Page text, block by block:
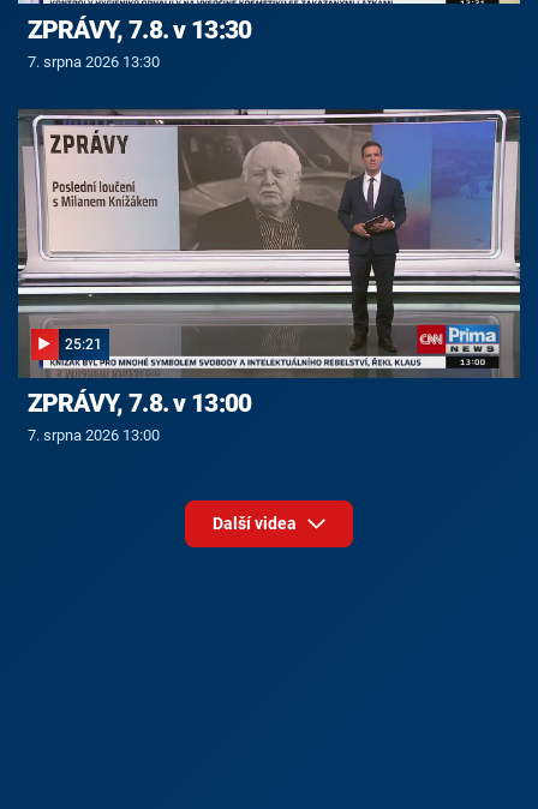
ZPRÁVY, 7.8. v 13:30
7. srpna 2026 13:30
25:21
ZPRÁVY, 7.8. v 13:00
7. srpna 2026 13:00
Další videa